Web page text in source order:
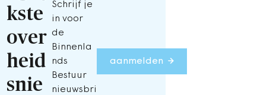
kste
over
heid
snie
Schrijf je
in voor
de
Binnenla
nds
Bestuur
nieuwsbri
aanmelden